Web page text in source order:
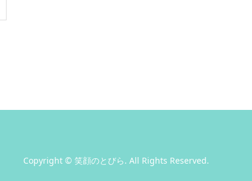
Copyright © 笑顔のとびら. All Rights Reserved.